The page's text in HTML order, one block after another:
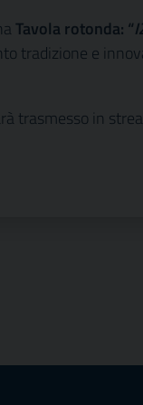
Tavola rotonda: “
tradizione e
trasmesso in